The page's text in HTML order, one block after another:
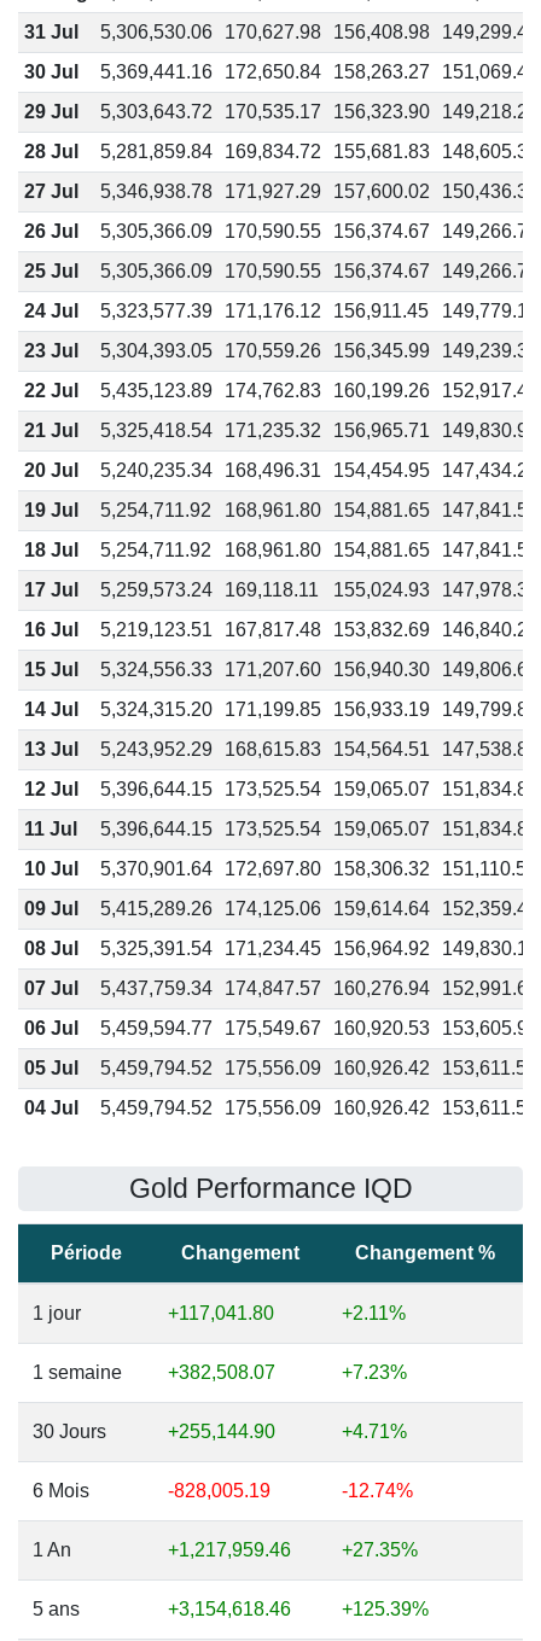
31 Jul
5,306,530.06 170,627.98 156,408.98
149,299.48
30 Jul
5,369,441.16 172,650.84 158,263.27
151,069.49
29 Jul
5,303,643.72 170,535.17 156,323.90
149,218.27
28 Jul
5,281,859.84 169,834.72 155,681.83
148,605.38
27 Jul
5,346,938.78 171,927.29 157,600.02
150,436.38
26 Jul
5,305,366.09 170,590.55 156,374.67
149,266.73
25 Jul
5,305,366.09 170,590.55 156,374.67
149,266.73
24 Jul
5,323,577.39 171,176.12 156,911.45
149,779.11
23 Jul
5,304,393.05 170,559.26 156,345.99
149,239.35
22 Jul
5,435,123.89 174,762.83 160,199.26
152,917.47
21 Jul
5,325,418.54 171,235.32 156,965.71
149,830.91
20 Jul
5,240,235.34 168,496.31 154,454.95
147,434.27
19 Jul
5,254,711.92 168,961.80 154,881.65
147,841.57
18 Jul
5,254,711.92 168,961.80 154,881.65
147,841.57
17 Jul
5,259,573.24 169,118.11 155,024.93
147,978.35
16 Jul
5,219,123.51 167,817.48 153,832.69
146,840.29
15 Jul
5,324,556.33 171,207.60 156,940.30
149,806.65
14 Jul
5,324,315.20 171,199.85 156,933.19
149,799.86
13 Jul
5,243,952.29 168,615.83 154,564.51
147,538.85
12 Jul
5,396,644.15 173,525.54 159,065.07
151,834.84
11 Jul
5,396,644.15 173,525.54 159,065.07
151,834.84
10 Jul
5,370,901.64 172,697.80 158,306.32
151,110.58
09 Jul
5,415,289.26 174,125.06 159,614.64
152,359.42
08 Jul
5,325,391.54 171,234.45 156,964.92
149,830.15
07 Jul
5,437,759.34 174,847.57 160,276.94
152,991.62
06 Jul
5,459,594.77 175,549.67 160,920.53
153,605.96
05 Jul
5,459,794.52 175,556.09 160,926.42
153,611.58
04 Jul
5,459,794.52 175,556.09 160,926.42 153,611.58
Gold Performance IQD
Période Changement Changement %
1 jour +117,041.80 +2.11%
1 semaine +382,508.07 +7.23%
30 Jours +255,144.90 +4.71%
6 Mois -828,005.19 -12.74%
1 An +1,217,959.46 +27.35%
5 ans +3,154,618.46 +125.39%